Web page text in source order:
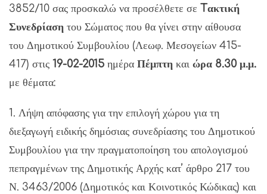
3852/10 σας προσκαλώ να προσέλθετε σε Tακτική
Συνεδρίαση του Σώματος που θα γίνει στην αίθουσα
του Δημοτικού Συμβουλίου (Λεωφ. Μεσογείων 415-
417) στις 19-02-2015 ημέρα Πέμπτη και ώρα 8.30 μ.μ.
με θέματα:
1. Λήψη απόφασης για την επιλογή χώρου για τη
διεξαγωγή ειδικής δημόσιας συνεδρίασης του Δημοτικού
Συμβουλίου για την πραγματοποίηση του απολογισμού
πεπραγμένων της Δημοτικής Αρχής κατ’ άρθρο 217 του
Ν. 3463/2006 (Δημοτικός και Κοινοτικός Κώδικας) και